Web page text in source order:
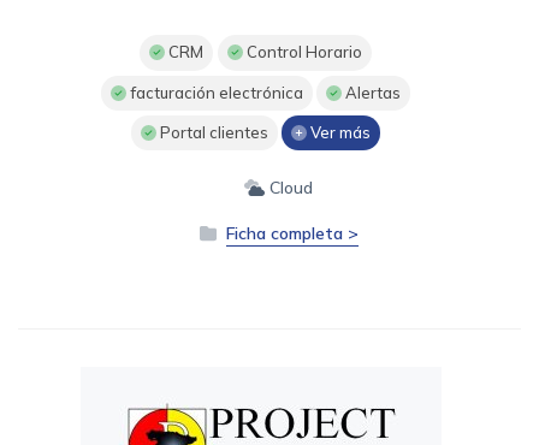
CRM Control Horario
facturación electrónica Alertas
Portal clientes Ver más
Cloud
Ficha completa >